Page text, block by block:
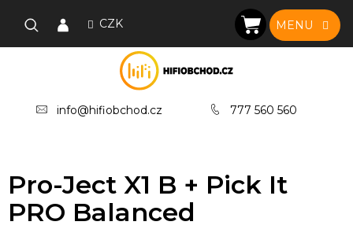
CZK
info@hifiobchod.cz 777 560 560
NÁKUPNÍ
KOŠÍK
Pro-Ject X1 B + Pick It
PRO Balanced